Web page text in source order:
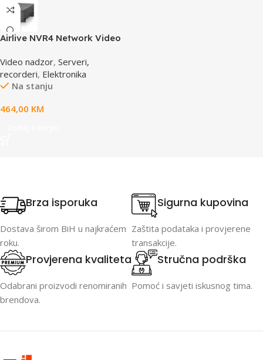
Airlive NVR4 Network Video
Video nadzor, Serveri,
recorderi, Elektronika
Na stanju
464,00 KM
Brza isporuka
Dostava širom BiH u najkraćem
roku.
Sigurna kupovina
Zaštita podataka i provjerene
transakcije.
Provjerena kvaliteta
Odabrani proizvodi renomiranih
brendova.
Stručna podrška
Pomoć i savjeti iskusnog tima.